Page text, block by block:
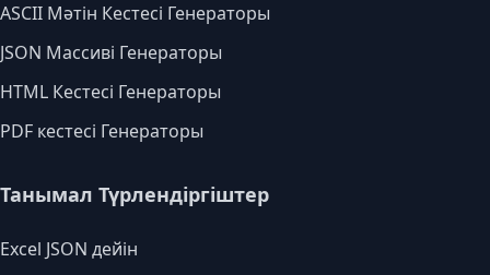
ASCII Мәтін Кестесі Генераторы
JSON Массиві Генераторы
HTML Кестесі Генераторы
PDF кестесі Генераторы
Танымал Түрлендіргіштер
Excel JSON дейін